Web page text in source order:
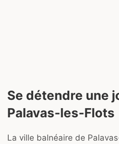
Se détendre une
Palavas-les-Flots
La ville balnéaire de